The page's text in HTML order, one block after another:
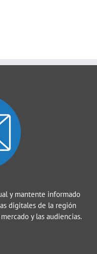
y mantente informado
digitales de la región
y las audiencias.